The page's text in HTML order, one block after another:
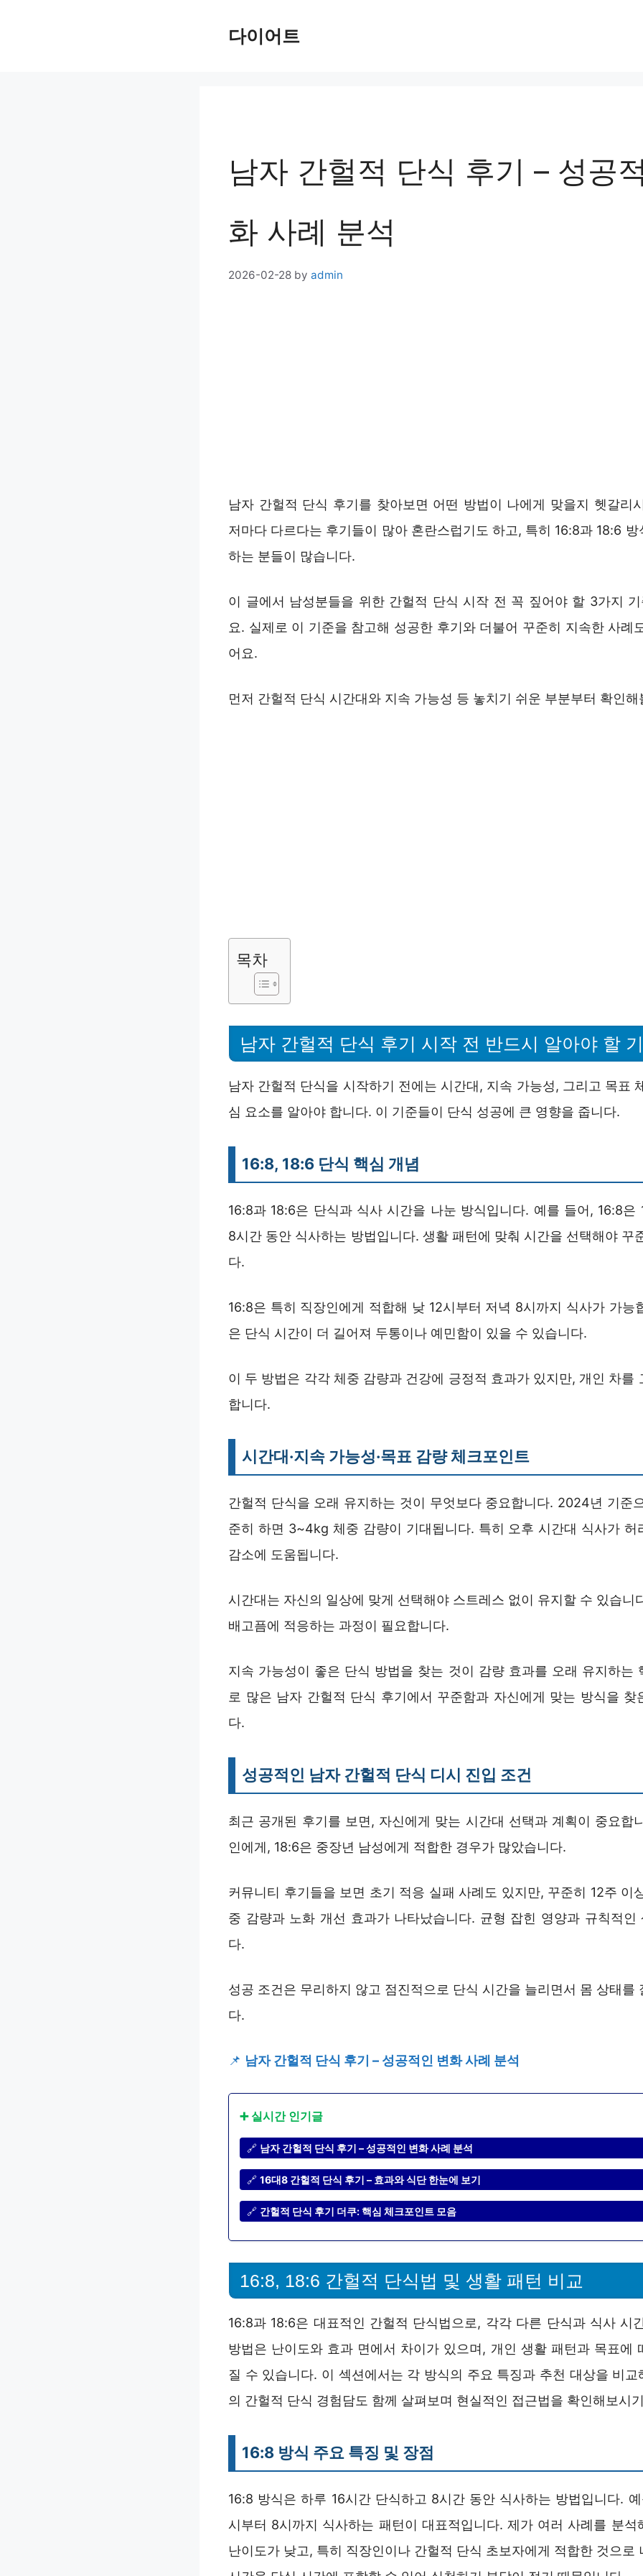
다이어트
남자 간헐적 단식 후기 – 성공
화 사례 분석
2026-02-28 by admin
남자 간헐적 단식 후기를 찾아보면 어떤 방법이 나에게 맞을지 헷갈리
저마다 다르다는 후기들이 많아 혼란스럽기도 하고, 특히 16:8과 18:6
하는 분들이 많습니다.
이 글에서 남성분들을 위한 간헐적 단식 시작 전 꼭 짚어야 할 3가지
요. 실제로 이 기준을 참고해 성공한 후기와 더불어 꾸준히 지속한 사례
어요.
먼저 간헐적 단식 시간대와 지속 가능성 등 놓치기 쉬운 부분부터 확인해
목차
남자 간헐적 단식 후기 시작 전 반드시 알아야 할
남자 간헐적 단식을 시작하기 전에는 시간대, 지속 가능성, 그리고 목표
심 요소를 알아야 합니다. 이 기준들이 단식 성공에 큰 영향을 줍니다.
16:8, 18:6 단식 핵심 개념
16:8과 18:6은 단식과 식사 시간을 나눈 방식입니다. 예를 들어, 16:8은
8시간 동안 식사하는 방법입니다. 생활 패턴에 맞춰 시간을 선택해야 꾸
다.
16:8은 특히 직장인에게 적합해 낮 12시부터 저녁 8시까지 식사가 가능
은 단식 시간이 더 길어져 두통이나 예민함이 있을 수 있습니다.
이 두 방법은 각각 체중 감량과 건강에 긍정적 효과가 있지만, 개인 차를
합니다.
시간대·지속 가능성·목표 감량 체크포인트
간헐적 단식을 오래 유지하는 것이 무엇보다 중요합니다. 2024년 기준
준히 하면 3~4kg 체중 감량이 기대됩니다. 특히 오후 시간대 식사가 허
감소에 도움됩니다.
시간대는 자신의 일상에 맞게 선택해야 스트레스 없이 유지할 수 있습니
배고픔에 적응하는 과정이 필요합니다.
지속 가능성이 좋은 단식 방법을 찾는 것이 감량 효과를 오래 유지하는
로 많은 남자 간헐적 단식 후기에서 꾸준함과 자신에게 맞는 방식을 찾
다.
성공적인 남자 간헐적 단식 디시 진입 조건
최근 공개된 후기를 보면, 자신에게 맞는 시간대 선택과 계획이 중요합
인에게, 18:6은 중장년 남성에게 적합한 경우가 많았습니다.
커뮤니티 후기들을 보면 초기 적응 실패 사례도 있지만, 꾸준히 12주 이
중 감량과 노화 개선 효과가 나타났습니다. 균형 잡힌 영양과 규칙적인
다.
성공 조건은 무리하지 않고 점진적으로 단식 시간을 늘리면서 몸 상태를
다.
📌 남자 간헐적 단식 후기 – 성공적인 변화 사례 분석
➕ 실시간 인기글
🔗 남자 간헐적 단식 후기 – 성공적인 변화 사례 분석
🔗 16대8 간헐적 단식 후기 – 효과와 식단 한눈에 보기
🔗 간헐적 단식 후기 더쿠: 핵심 체크포인트 모음
16:8, 18:6 간헐적 단식법 및 생활 패턴 비교
16:8과 18:6은 대표적인 간헐적 단식법으로, 각각 다른 단식과 식사 시
방법은 난이도와 효과 면에서 차이가 있으며, 개인 생활 패턴과 목표에
질 수 있습니다. 이 섹션에서는 각 방식의 주요 특징과 추천 대상을 비교
의 간헐적 단식 경험담도 함께 살펴보며 현실적인 접근법을 확인해보시
16:8 방식 주요 특징 및 장점
16:8 방식은 하루 16시간 단식하고 8시간 동안 식사하는 방법입니다.
시부터 8시까지 식사하는 패턴이 대표적입니다. 제가 여러 사례를 분석
난이도가 낮고, 특히 직장인이나 간헐적 단식 초보자에게 적합한 것으로